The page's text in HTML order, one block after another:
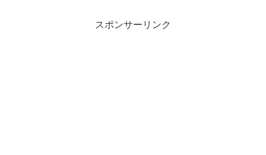
スポンサーリンク